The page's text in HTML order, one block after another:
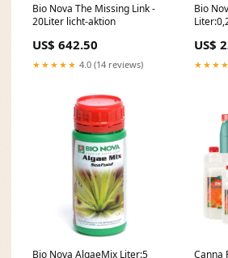
Bio Nova The Missing Link -
20Liter licht-aktion
US$ 642.50
★★★★★ 4.0 (14 reviews)
Bio
US$
Bio Nova AlgaeMix Liter:5 Canna